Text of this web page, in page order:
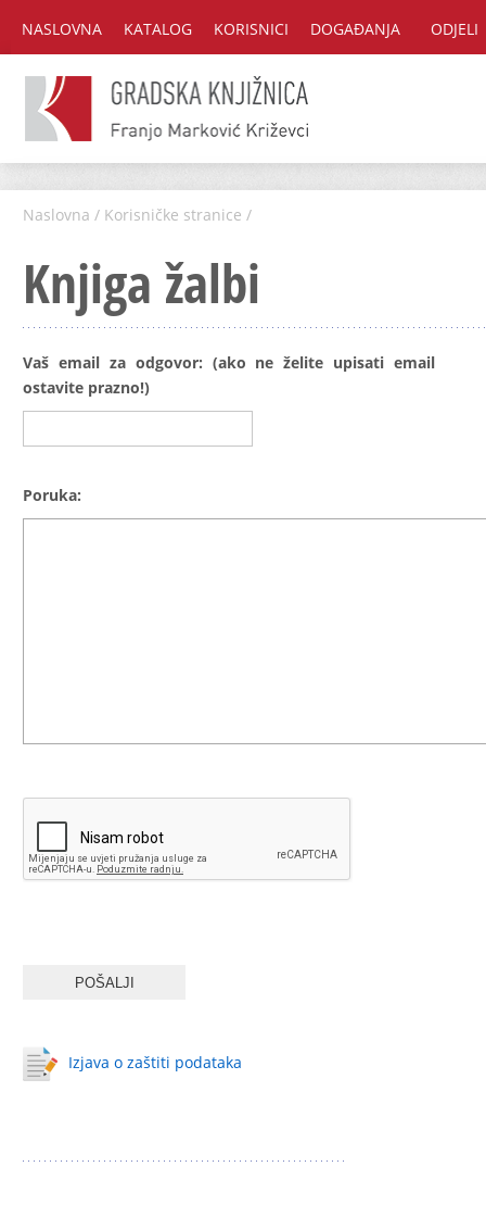
NASLOVNA KATALOG KORISNICI DOGAĐANJA ODJELI
Naslovna / Korisničke stranice /
Knjiga žalbi
Vaš email za odgovor: (ako ne želite upisati email
ostavite prazno!)
Poruka:
Izjava o zaštiti podataka